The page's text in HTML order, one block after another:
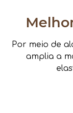
Por meio de
amplia a